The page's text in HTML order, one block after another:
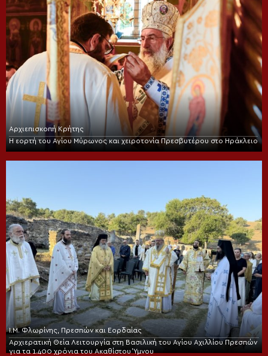
Αρχιεπισκοπή Κρήτης
Η εορτή του Αγίου Μύρωνος και χειροτονία Πρεσβυτέρου στο Ηράκλειο
Ι.Μ. Φλωρίνης, Πρεσπών και Εορδαίας
Αρχιερατική Θεία Λειτουργία στη Βασιλική του Αγίου Αχιλλίου Πρεσπών
για τα 1.400 χρόνια του Ακαθίστου Ύμνου